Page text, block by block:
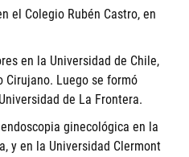
el Colegio Rubén Castro, en
en la Universidad de Chile,
Cirujano. Luego se formó
de La Frontera.
ginecológica en la
y en la Universidad Clermont